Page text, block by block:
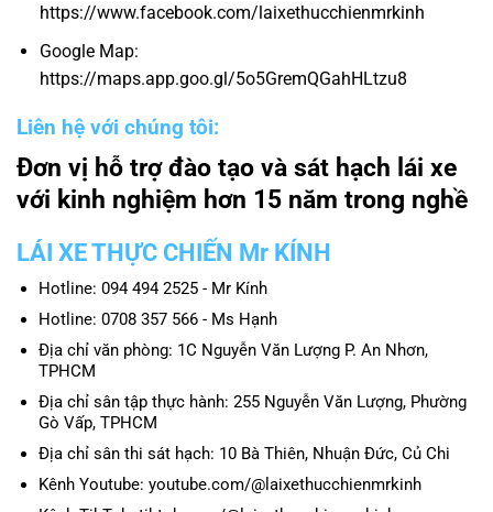
https://www.facebook.com/laixethucchienmrkinh
Google Map:
https://maps.app.goo.gl/5o5GremQGahHLtzu8
Liên hệ với chúng tôi:
Đơn vị hỗ trợ đào tạo và sát hạch lái xe
với kinh nghiệm hơn 15 năm trong nghề
LÁI XE THỰC CHIẾN Mr KÍNH
Hotline: 094 494 2525 - Mr Kính
Hotline: 0708 357 566 - Ms Hạnh
Địa chỉ văn phòng: 1C Nguyễn Văn Lượng P. An Nhơn,
TPHCM
Địa chỉ sân tập thực hành: 255 Nguyễn Văn Lượng, Phường
Gò Vấp, TPHCM
Địa chỉ sân thi sát hạch: 10 Bà Thiên, Nhuận Đức, Củ Chi
Kênh Youtube: youtube.com/@laixethucchienmrkinh